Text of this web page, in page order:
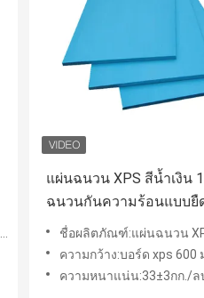
แผ่นฉนวน XPS สีน้ำเงิน
ฉนวนกันความร้อนแบบยื
ชื่อผลิตภัณฑ์:แผ่นฉนวน XPS
ความกว้าง:บอร์ด xps 600
ความหนาแน่น:33±3กก./ล